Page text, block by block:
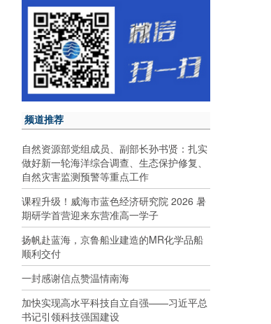
频道推荐
自然资源部党组成员、副部长孙书贤：扎实
做好新一轮海洋综合调查、生态保护修复、
自然灾害监测预警等重点工作
课程升级！威海市蓝色经济研究院 2026 暑
期研学首营迎来东营准高一学子
扬帆赴蓝海，京鲁船业建造的MR化学品船
顺利交付
一封感谢信点赞温情南海
加快实现高水平科技自立自强——习近平总
书记引领科技强国建设